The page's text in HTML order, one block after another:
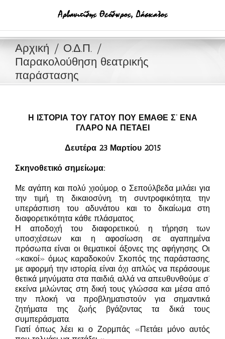
Αρχική
Ο.Δ.Π.
Παρακολούθηση θεατρικής
παράστασης
Η ΙΣΤΟΡΙΑ ΤΟΥ ΓΑΤΟΥ ΠΟΥ ΕΜΑΘΕ Σ’ ΕΝΑ
ΓΛΑΡΟ ΝΑ ΠΕΤΑΕΙ
Δευτέρα 23 Μαρτίου 2015
Σκηνοθετικό σημείωμα:
Με αγάπη και πολύ χιούμορ, ο Σεπούλβεδα μιλάει για
την τιμή, τη δικαιοσύνη, τη συντροφικότητα, την
υπεράσπιση του αδυνάτου και το δικαίωμα στη
διαφορετικότητα κάθε πλάσματος.
Η αποδοχή του διαφορετικού, η τήρηση των
υποσχέσεων και η αφοσίωση σε αγαπημένα
πρόσωπα είναι οι θεματικοί άξονες της αφήγησης. Οι
«κακοί» όμως καραδοκούν. Σκοπός της παράστασης,
με αφορμή την ιστορία, είναι όχι απλώς να περάσουμε
θετικά μηνύματα στα παιδιά, αλλά να απευθυνθούμε σ’
εκείνα μιλώντας στη δική τους γλώσσα και μέσα από
την πλοκή να προβληματιστούν για σημαντικά
ζητήματα της ζωής βγάζοντας τα δικά τους
συμπεράσματα.
Γιατί όπως λέει κι ο Ζορμπάς «Πετάει μόνο αυτός